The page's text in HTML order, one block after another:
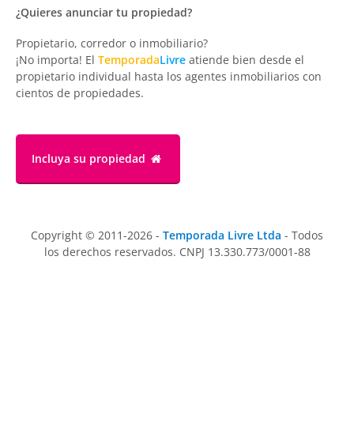
¿Quieres anunciar tu propiedad?
Propietario, corredor o inmobiliario?
¡No importa! El TemporadaLivre atiende bien desde el
propietario individual hasta los agentes inmobiliarios con
cientos de propiedades.
Incluya su propiedad
Copyright © 2011-2026 - Temporada Livre Ltda - Todos
los derechos reservados. CNPJ 13.330.773/0001-88